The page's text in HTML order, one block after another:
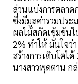
ส่วนแบ่งการตลา
ซึ่งมีมูลค่ารวมปร
ผลไม้สกัดเข้มข้น
2% ทำให้ มั่นใจว่
สร้างการเติบโตไ
นางสาวพุดตาน ก